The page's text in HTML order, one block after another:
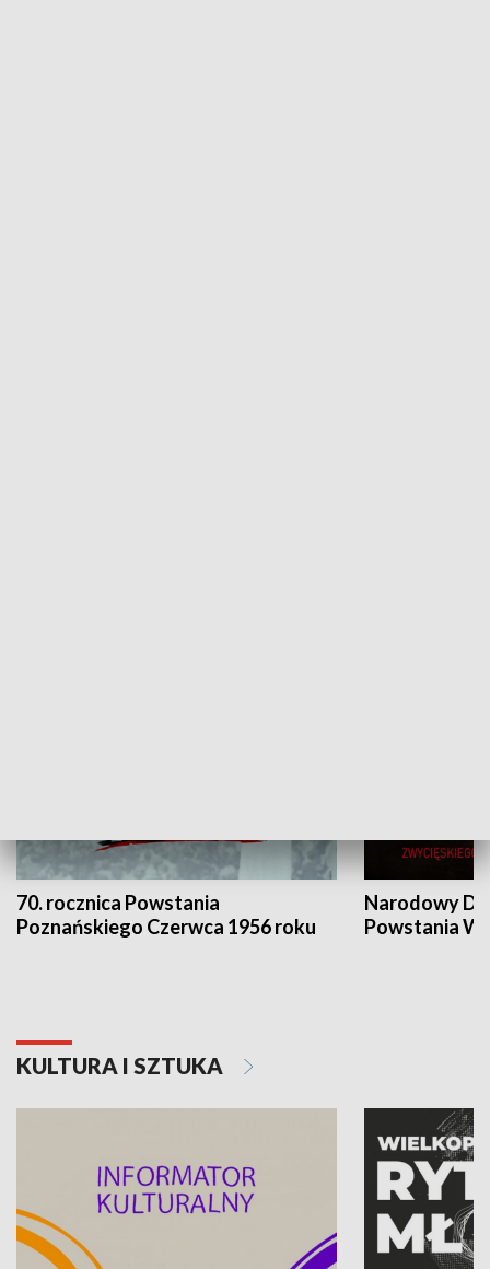
70. rocznica Powstania
Poznańskiego Czerwca 1956 roku
Narodowy
Powstania
KULTURA I SZTUKA